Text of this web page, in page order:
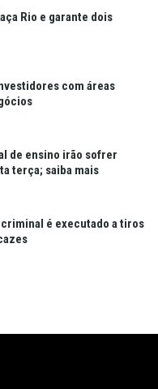
Rio e garante dois
com áreas
de ensino irão sofrer
terça; saiba mais
é executado a tiros